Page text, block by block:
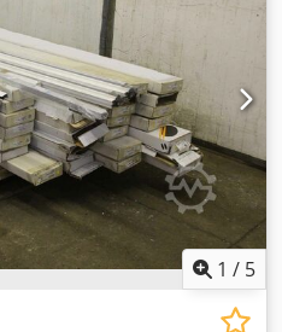
de corte: 250 mm a la
250 mm a la derecha de la
Alnjf con dispositivo de corte
completa se adjuntarán
1 / 5